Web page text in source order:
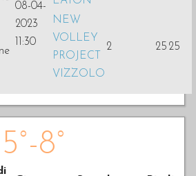
08-04-
2023
11:30
NEW
VOLLEY
PROJECT
VIZZOLO
2 25 25
8°